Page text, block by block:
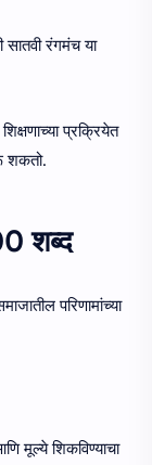
सातवी रंगमंच या
प्रक्रियेत
शकतो.
शब्द
परिणामांच्या
मूल्ये शिकविण्याचा